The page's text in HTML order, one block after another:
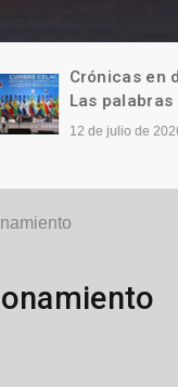
Crónicas en domingo.
Las palabras
12 de julio de 2026